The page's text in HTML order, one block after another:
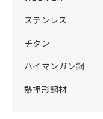
ステンレス
チタン
ハイマンガン鋼
熱押形鋼材